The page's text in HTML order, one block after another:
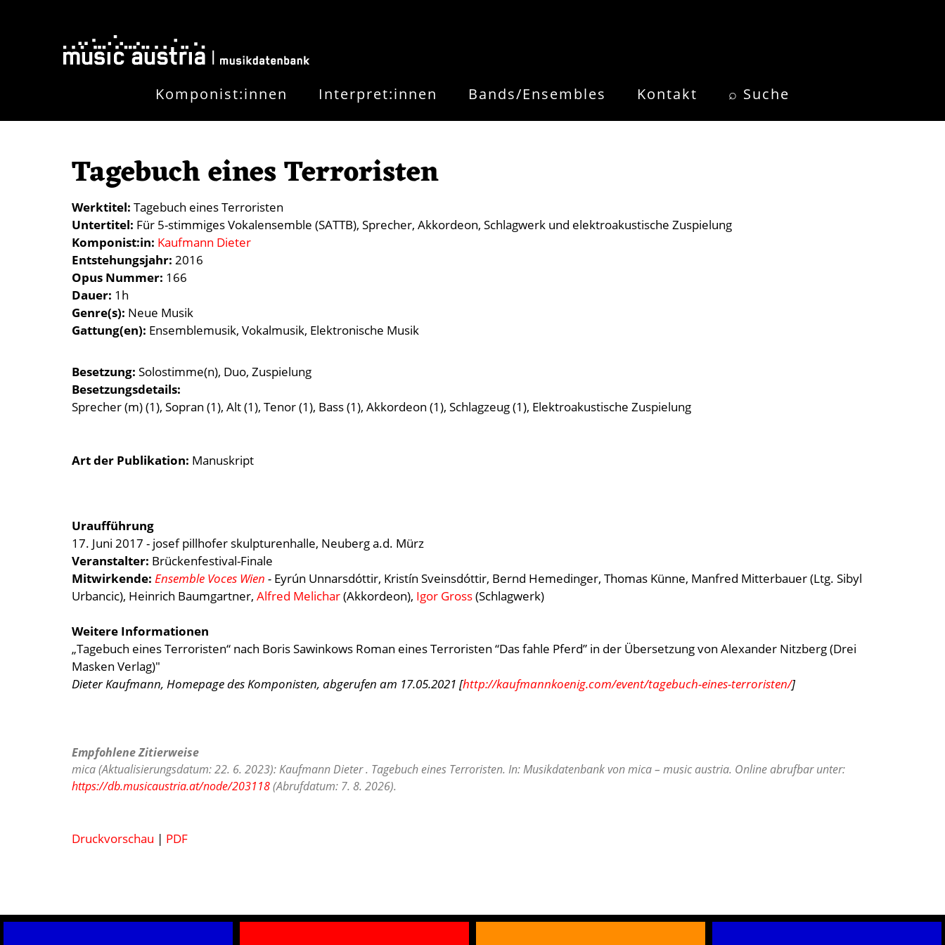
Komponist:innen Interpret:innen Bands/Ensembles Kontakt ⌕ Suche
Tagebuch eines Terroristen
Werktitel Tagebuch eines Terroristen
Untertitel Für 5-stimmiges Vokalensemble (SATTB), Sprecher, Akkordeon, Schlagwerk und elektroakustische Zuspielung
Komponist:in Kaufmann Dieter
Entstehungsjahr 2016
Opus Nummer 166
Dauer 1h
Genre(s) Neue Musik
Gattung(en) Ensemblemusik Vokalmusik Elektronische Musik
Besetzung Solostimme(n) Duo Zuspielung
Besetzungsdetails
Sprecher (m) (1), Sopran (1), Alt (1), Tenor (1), Bass (1), Akkordeon (1), Schlagzeug (1), Elektroakustische Zuspielung
Art der Publikation Manuskript
Uraufführung
17. Juni 2017 - josef pillhofer skulpturenhalle, Neuberg a.d. Mürz
Veranstalter: Brückenfestival-Finale
Mitwirkende: Ensemble Voces Wien - Eyrún Unnarsdóttir, Kristín Sveinsdóttir, Bernd Hemedinger, Thomas Künne, Manfred Mitterbauer (Ltg. Sibyl
Urbancic), Heinrich Baumgartner, Alfred Melichar(Akkordeon), Igor Gross(Schlagwerk)
Weitere Informationen
„Tagebuch eines Terroristen“ nach Boris Sawinkows Roman eines Terroristen “Das fahle Pferd” in der Übersetzung von Alexander Nitzberg (Drei
Masken Verlag)"
Dieter Kaufmann, Homepage des Komponisten, abgerufen am 17.05.2021 [http://kaufmannkoenig.com/event/tagebuch-eines-terroristen/]
Empfohlene Zitierweise
mica (Aktualisierungsdatum: 22. 6. 2023): Kaufmann Dieter . Tagebuch eines Terroristen. In: Musikdatenbank von mica – music austria. Online abrufbar unter:
https://db.musicaustria.at/node/203118(Abrufdatum: 7. 8. 2026).
Druckvorschau | PDF